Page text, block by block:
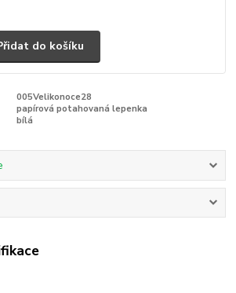
do košíku
005Velikonoce28
papírová potahovaná lepenka
bílá